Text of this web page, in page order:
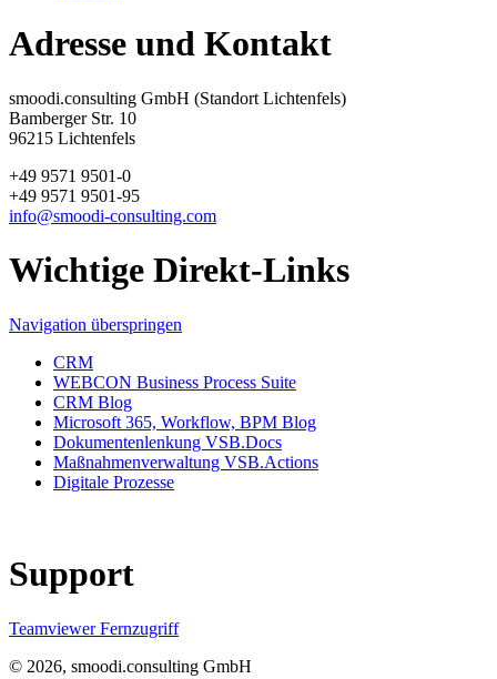
Adresse und Kontakt
smoodi.consulting GmbH (Standort Lichtenfels)
Bamberger Str. 10
96215 Lichtenfels
+49 9571 9501-0
+49 9571 9501-95
info@smoodi-consulting.com
Wichtige Direkt-Links
Navigation überspringen
CRM
WEBCON Business Process Suite
CRM Blog
Microsoft 365, Workflow, BPM Blog
Dokumentenlenkung VSB.Docs
Maßnahmenverwaltung VSB.Actions
Digitale Prozesse
Support
Teamviewer Fernzugriff
© 2026, smoodi.consulting GmbH